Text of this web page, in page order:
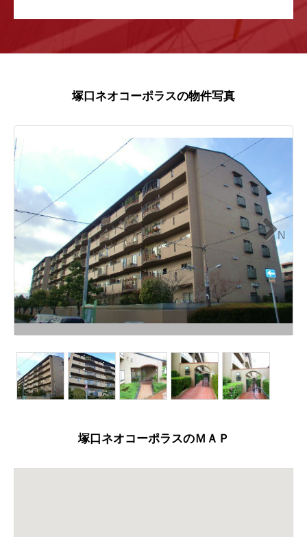
塚口ネオコーポラスの物件写真
N
ext
塚口ネオコーポラスのＭＡＰ